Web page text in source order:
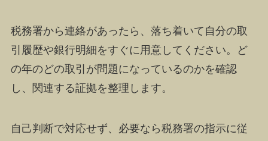
税務署から連絡があったら、落ち着いて自分の取
引履歴や銀行明細をすぐに用意してください。ど
の年のどの取引が問題になっているのかを確認
し、関連する証拠を整理します。
自己判断で対応せず、必要なら税務署の指示に従